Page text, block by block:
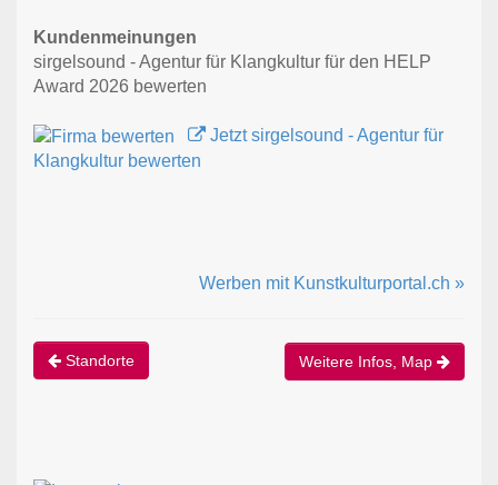
Kundenmeinungen
sirgelsound - Agentur für Klangkultur für den HELP
Award 2026 bewerten
Jetzt sirgelsound - Agentur für
Klangkultur bewerten
Werben mit Kunstkulturportal.ch »
Standorte Weitere Infos, Map